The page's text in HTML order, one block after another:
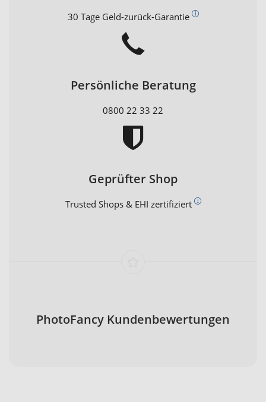
30 Tage Geld-zurück-Garantie
Persönliche Beratung
0800 22 33 22
Geprüfter Shop
Trusted Shops & EHI zertifiziert
PhotoFancy Kundenbewertungen